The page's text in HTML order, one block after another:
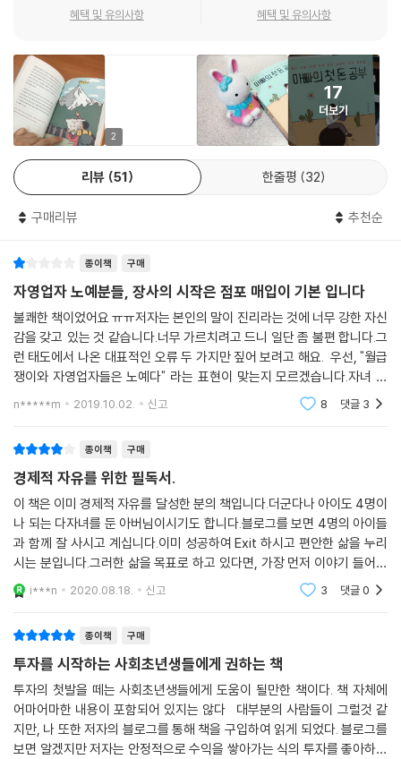
에게 가성비 높은 금융 지식을 가르쳤다. 덕분에 자녀들이 적어도 자신보
내 아이만큼은 ‘월급 노예’로 만들고 싶지 않은 부모에게
저자는 여타의 재테크 고수와 다르게 예·적금, 주식, 부동산, 외환, 자영업
등 ‘수익’을 얻을 수 있는 모든 투자 수단에 관해 공부하고 과감하게 실행에
옮겼다. 평소 ‘한 우물을 파면 결국 하나의 우물만 갖게 된다’는 신념을 가
아들을 둔 어머니처럼 어떤 경제적 상황에서도 현금흐름이 창출되는 전천
책 역시 그 제목만큼이나 돈 공부를 처음 시작하는 이들에게 모자람이 없
다. 돈을 노예로 부려서 자금을 마련하는 1장 ‘일해서 아끼는 돈’, 마침내 투
자의 신세계로 접어들게 만드는 2장 ‘모아서 키우는 돈’, 가성비 높은 금융
지식을 담은 3장 ‘알아야 지키는 돈’, 빛이 되는 빚의 활용법을 소개하는 4
장 ‘자본이 되는 돈’, 투기와 투자를 구분해 슬기로운 투자생활을 돕는 5장
‘돈 버는 돈’, 사람들이 놓치고 있는 성공률 100%의 틈새 투자법을 소개하
마이크로소프트의 창업자이자 전 세계 부호 2위를 차지하고 있는 빌 게이
츠(Bill Gates)는 말했다. “가난하게 태어난 것은 당신의 잘못이 아니다.
그러나 죽을 때도 가난한 것은 당신의 잘못이다.” 부자 아빠가 없었다고 해
서 부자 아빠가 될 수 없는 건 아니다. 책을 펼치면, 자녀는 물론 결혼마저
포기하게 만드는 팍팍한 대한민국 경제 현실에서, 네 명의 아이를 키우며
경제적 자유를 달성한 아빠의 ‘부자 수업’이 시작된다.
혜택 및 유의사항 혜택 및 유의사항
2
17
더보기
리뷰 51 한줄평 32
구매리뷰 추천순
종이책 구매
자영업자 노예분들, 장사의 시작은 점포 매입이 기본 입니다
불쾌한 책이었어요 ㅠㅠ저자는 본인의 말이 진리라는 것에 너무 강한 자신
감을 갖고 있는 것 같습니다.너무 가르치려고 드니 일단 좀 불편 합니다.그
런 태도에서 나온 대표적인 오류 두 가지만 짚어 보려고 해요. 우선, "월급
쟁이와 자영업자들은 노예다" 라는 표현이 맞는지 모르겠습니다.자녀 교
육을 할 때도 "노예로 살 것이냐, 노예를 부릴 것이냐" 라고 표현 한다고 하
n*****m 2019.10.02. 신고 8 댓글 3
종이책 구매
경제적 자유를 위한 필독서.
이 책은 이미 경제적 자유를 달성한 분의 책입니다.더군다나 아이도 4명이
나 되는 다자녀를 둔 아버님이시기도 합니다.블로그를 보면 4명의 아이들
과 함께 잘 사시고 계십니다.이미 성공하여 Exit 하시고 편안한 삶을 누리
시는 분입니다.그러한 삶을 목표로 하고 있다면, 가장 먼저 이야기 들어야
할 것이 경제적 자유를 달성한 분들의 이야기 아닐까요?두말이 필요없습
니다.
i***n 2020.08.18. 신고 3 댓글0
종이책 구매
투자를 시작하는 사회초년생들에게 권하는 책
투자의 첫발을 떼는 사회초년생들에게 도움이 될만한 책이다. 책 자체에
어마어마한 내용이 포함되어 있지는 않다 대부분의 사람들이 그럴것 같
지만, 나 또한 저자의 블로그를 통해 책을 구입하여 읽게 되었다. 블로그를
보면 알겠지만 저자는 안정적으로 수익을 쌓아가는 식의 투자를 좋아하는